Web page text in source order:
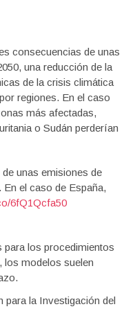
consecuencias de unas
una reducción de la
de la crisis climática
regiones. En el caso
más afectadas,
o Sudán perderían
unas emisiones de
el caso de España,
6fQ1Qcfa50
los procedimientos
los modelos suelen
para la Investigación del